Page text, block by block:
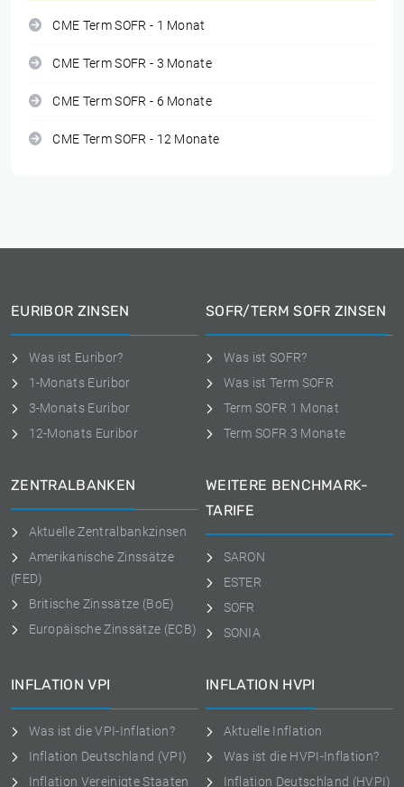
CME Term SOFR - 1 Monat
CME Term SOFR - 3 Monate
CME Term SOFR - 6 Monate
CME Term SOFR - 12 Monate
EURIBOR ZINSEN
Was ist Euribor?
1-Monats Euribor
3-Monats Euribor
12-Monats Euribor
SOFR/TERM SOFR ZINSEN
Was ist SOFR?
Was ist Term SOFR
Term SOFR 1 Monat
Term SOFR 3 Monate
ZENTRALBANKEN
Aktuelle Zentralbankzinsen
Amerikanische Zinssätze
(FED)
Britische Zinssätze (BoE)
Europäische Zinssätze (ECB)
WEITERE BENCHMARK-
TARIFE
SARON
ESTER
SOFR
SONIA
INFLATION VPI
Was ist die VPI-Inflation?
Inflation Deutschland (VPI)
Inflation Vereinigte Staaten
INFLATION HVPI
Aktuelle Inflation
Was ist die HVPI-Inflation?
Inflation Deutschland (HVPI)